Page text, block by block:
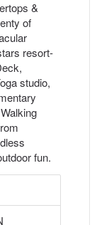
&
of
resort-
studio,
fun.